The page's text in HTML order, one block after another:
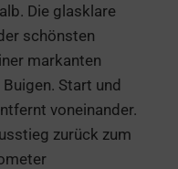
Die glasklare
schönsten
markanten
Start und
voneinander.
zurück zum